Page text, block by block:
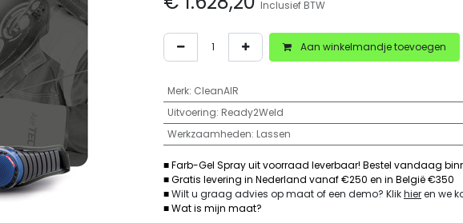
Inclusief BTW
Aan winkelmandje toevoegen
Merk: CleanAIR
Uitvoering: Ready2Weld
Werkzaamheden: Lassen
■ Farb-Gel Spray uit voorraad leverbaar! Bestel vandaag
■ Gratis levering in Nederland vanaf €250 en in België €350
■Wilt u graag advies op maat of een demo? Klikhieren we
■ Wat is mijn maat?